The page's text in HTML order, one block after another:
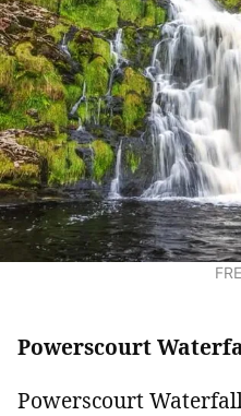
Powerscourt
Powerscourt